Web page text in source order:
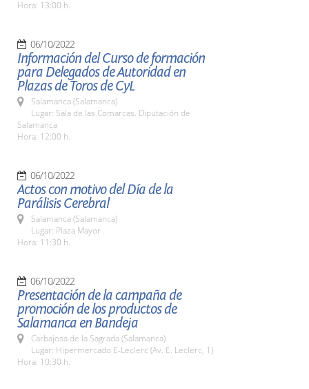
Hora: 13:00 h.
06/10/2022
Información del Curso de formación
para Delegados de Autoridad en
Plazas de Toros de CyL
Salamanca (Salamanca)
Lugar: Sala de las Comarcas. Diputación de
Salamanca
Hora: 12:00 h.
06/10/2022
Actos con motivo del Día de la
Parálisis Cerebral
Salamanca (Salamanca)
Lugar: Plaza Mayor
Hora: 11:30 h.
06/10/2022
Presentación de la campaña de
promoción de los productos de
Salamanca en Bandeja
Carbajosa de la Sagrada (Salamanca)
Lugar: Hipermercado E-Leclerc (Av. E. Leclerc, 1)
Hora: 10:30 h.